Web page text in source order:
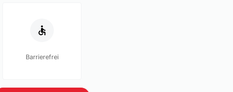
Barrierefrei